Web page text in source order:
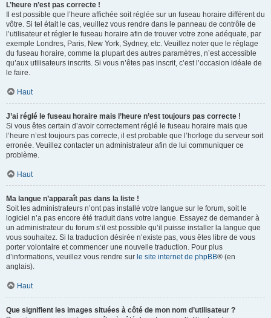
L’heure n’est pas correcte !
Il est possible que l’heure affichée soit réglée sur un fuseau horaire différent du
vôtre. Si tel était le cas, veuillez vous rendre dans le panneau de contrôle de
l’utilisateur et régler le fuseau horaire afin de trouver votre zone adéquate, par
exemple Londres, Paris, New York, Sydney, etc. Veuillez noter que le réglage
du fuseau horaire, comme la plupart des autres paramètres, n’est accessible
qu’aux utilisateurs inscrits. Si vous n’êtes pas inscrit, c’est l’occasion idéale de
le faire.
Haut
J’ai réglé le fuseau horaire mais l’heure n’est toujours pas correcte !
Si vous êtes certain d’avoir correctement réglé le fuseau horaire mais que
l’heure n’est toujours pas correcte, il est probable que l’horloge du serveur soit
erronée. Veuillez contacter un administrateur afin de lui communiquer ce
problème.
Haut
Ma langue n’apparaît pas dans la liste !
Soit les administrateurs n’ont pas installé votre langue sur le forum, soit le
logiciel n’a pas encore été traduit dans votre langue. Essayez de demander à
un administrateur du forum s’il est possible qu’il puisse installer la langue que
vous souhaitez. Si la traduction désirée n’existe pas, vous êtes libre de vous
porter volontaire et commencer une nouvelle traduction. Pour plus
d’informations, veuillez vous rendre sur le site internet de phpBB® (en
anglais).
Haut
Que signifient les images situées à côté de mon nom d’utilisateur ?